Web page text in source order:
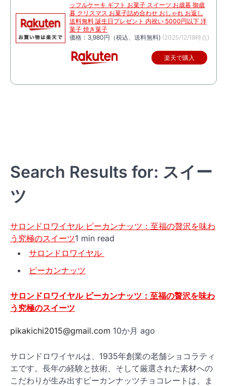
ッフルケーキ ギフト お菓子 スイーツ お歳暮 御歳
暮 クリスマス お菓子詰め合わせ おしゃれ お返し
送料無料 誕生日プレゼント 内祝い 5000円以下 洋
菓子 焼き菓子
価格：3,980円（税込、送料無料) (2025/12/18時点)
楽天で購入
Search Results for: スイー
ツ
サロンドロワイヤル ピーカンナッツ：至福の贅沢を味わ
う究極のスイーツ1 min read
サロンドロワイヤル
ピーカンナッツ
サロンドロワイヤル ピーカンナッツ：至福の贅沢を味わ
う究極のスイーツ
pikakichi2015@gmail.com 10か月 ago
サロンドロワイヤルは、1935年創業の老舗ショコラティ
エです。長年の経験と技術、そして厳選された素材への
こだわりが生み出すピーカンナッツチョコレートは、ま